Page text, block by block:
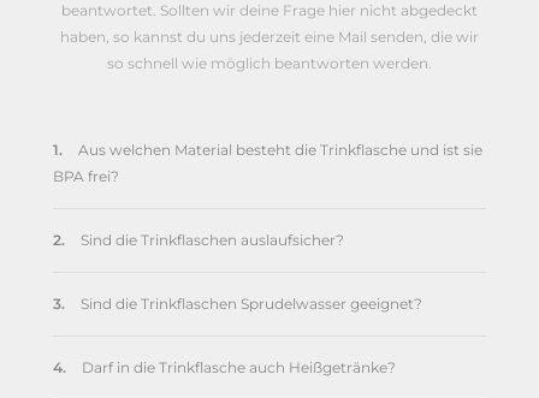
beantwortet. Sollten wir deine Frage hier nicht abgedeckt
haben, so kannst du uns jederzeit eine Mail senden, die wir
so schnell wie möglich beantworten werden.
1.
Aus welchen Material besteht die Trinkflasche und ist sie
BPA frei?
2. Sind die Trinkflaschen auslaufsicher?
3. Sind die Trinkflaschen Sprudelwasser geeignet?
4. Darf in die Trinkflasche auch Heißgetränke?